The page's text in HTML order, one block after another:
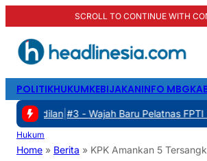
SCROLL TO CONTINUE WITH
POLITIKHUKUMKEBIJAKANINFO MBG
#3 - Wajah Baru Pelatnas FPTI 2026:
Hukum
Home » Berita » KPK Amankan 5